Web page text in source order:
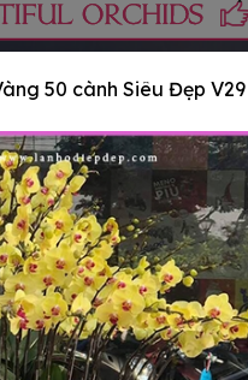
50 cành Siêu Đẹp V29